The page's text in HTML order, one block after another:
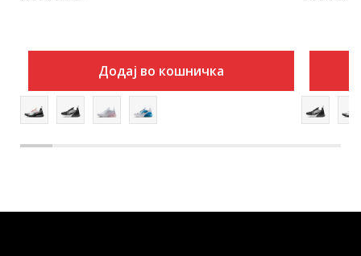
Додај во кошничка